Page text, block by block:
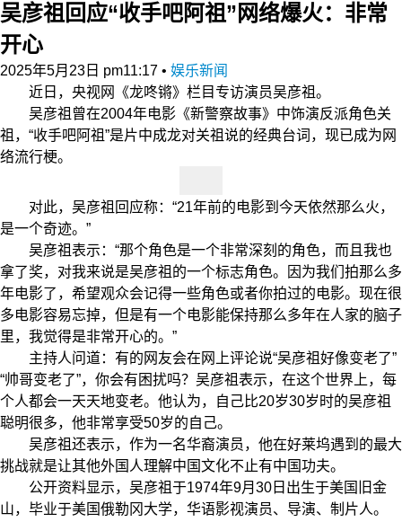
吴彦祖回应“收手吧阿祖”网络爆火：非常
开心
2025年5月23日 pm11:17 • 娱乐新闻
近日，央视网《龙咚锵》栏目专访演员吴彦祖。
吴彦祖曾在2004年电影《新警察故事》中饰演反派角色关
祖，“收手吧阿祖”是片中成龙对关祖说的经典台词，现已成为网
络流行梗。
对此，吴彦祖回应称：“21年前的电影到今天依然那么火，
是一个奇迹。”
吴彦祖表示：“那个角色是一个非常深刻的角色，而且我也
拿了奖，对我来说是吴彦祖的一个标志角色。因为我们拍那么多
年电影了，希望观众会记得一些角色或者你拍过的电影。现在很
多电影容易忘掉，但是有一个电影能保持那么多年在人家的脑子
里，我觉得是非常开心的。”
主持人问道：有的网友会在网上评论说“吴彦祖好像变老了”
“帅哥变老了”，你会有困扰吗？吴彦祖表示，在这个世界上，每
个人都会一天天地变老。他认为，自己比20岁30岁时的吴彦祖
聪明很多，他非常享受50岁的自己。
吴彦祖还表示，作为一名华裔演员，他在好莱坞遇到的最大
挑战就是让其他外国人理解中国文化不止有中国功夫。
公开资料显示，吴彦祖于1974年9月30日出生于美国旧金
山，毕业于美国俄勒冈大学，华语影视演员、导演、制片人。